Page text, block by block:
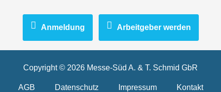
Anmeldung Arbeitgeber werden
Copyright © 2026 Messe-Süd A. & T. Schmid GbR
AGB Datenschutz Impressum Kontakt